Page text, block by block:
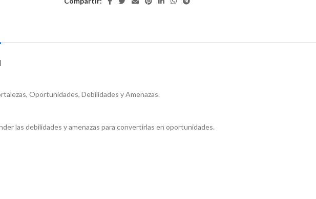
Oportunidades, Debilidades y Amenazas.
las debilidades y amenazas para convertirlas en oportunidades.